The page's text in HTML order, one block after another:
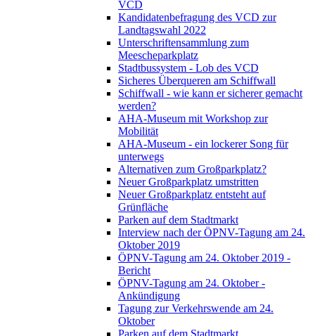
VCD
Kandidatenbefragung des VCD zur
Landtagswahl 2022
Unterschriftensammlung zum
Meescheparkplatz
Stadtbussystem - Lob des VCD
Sicheres Überqueren am Schiffwall
Schiffwall - wie kann er sicherer gemacht
werden?
AHA-Museum mit Workshop zur
Mobilität
AHA-Museum - ein lockerer Song für
unterwegs
Alternativen zum Großparkplatz?
Neuer Großparkplatz umstritten
Neuer Großparkplatz entsteht auf
Grünfläche
Parken auf dem Stadtmarkt
Interview nach der ÖPNV-Tagung am 24.
Oktober 2019
ÖPNV-Tagung am 24. Oktober 2019 -
Bericht
ÖPNV-Tagung am 24. Oktober -
Ankündigung
Tagung zur Verkehrswende am 24.
Oktober
Parken auf dem Stadtmarkt